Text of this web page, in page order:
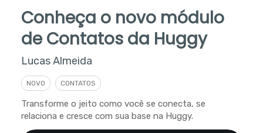
Conheça o novo módulo
de Contatos da Huggy
Lucas Almeida
NOVO CONTATOS
Transforme o jeito como você se conecta, se
relaciona e cresce com sua base na Huggy.